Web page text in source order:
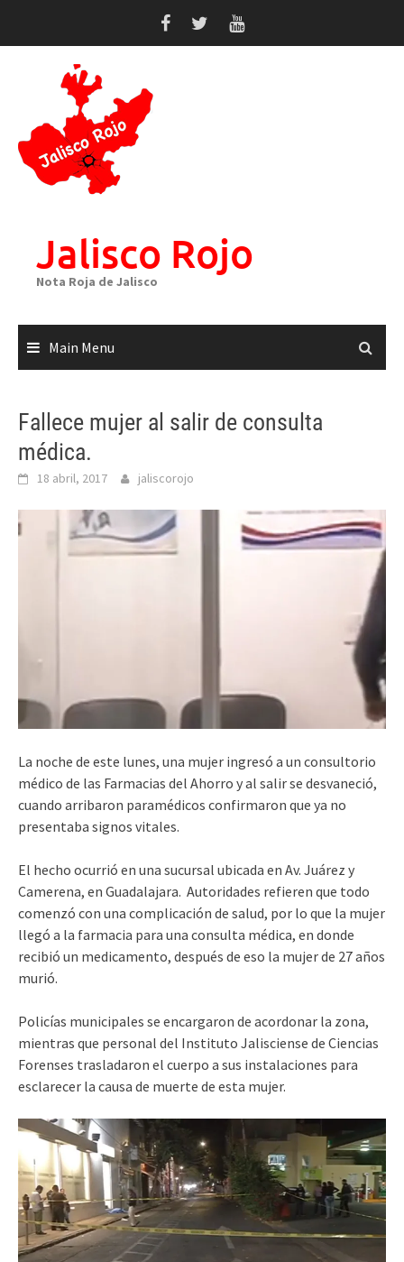
Jalisco Rojo
Nota Roja de Jalisco
Main Menu
Fallece mujer al salir de consulta
médica.
18 abril, 2017 jaliscorojo
La noche de este lunes, una mujer ingresó a un consultorio
médico de las Farmacias del Ahorro y al salir se desvaneció,
cuando arribaron paramédicos confirmaron que ya no
presentaba signos vitales.
El hecho ocurrió en una sucursal ubicada en Av. Juárez y
Camerena, en Guadalajara. Autoridades refieren que todo
comenzó con una complicación de salud, por lo que la mujer
llegó a la farmacia para una consulta médica, en donde
recibió un medicamento, después de eso la mujer de 27 años
murió.
Policías municipales se encargaron de acordonar la zona,
mientras que personal del Instituto Jalisciense de Ciencias
Forenses trasladaron el cuerpo a sus instalaciones para
esclarecer la causa de muerte de esta mujer.